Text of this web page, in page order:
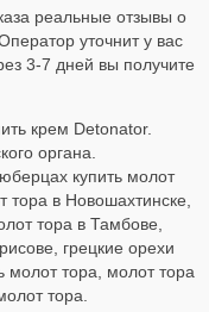
реальные отзывы о
уточнит у вас
3-7 дней вы получите
крем Detonator.
органа.
купить молот
в Новошахтинске,
тора в Тамбове,
грецкие орехи
молот тора, молот тора
тора.